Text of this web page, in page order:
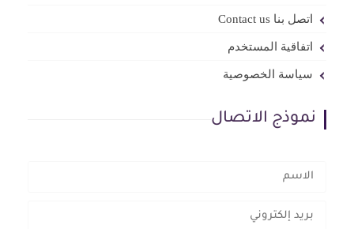
اتصل بنا Contact us
اتفاقية المستخدم
سياسة الخصوصية
نموذج الاتصال